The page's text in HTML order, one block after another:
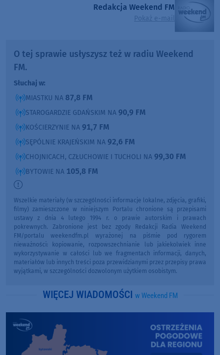
Redakcja Weekend FM
Pokaż e-mail
O tej sprawie usłyszysz też w radiu Weekend
FM.
Słuchaj w:
MIASTKU NA 87,8 FM
STAROGARDZIE GDAŃSKIM NA 90,9 FM
KOŚCIERZYNIE NA 91,7 FM
SĘPÓLNIE KRAJEŃSKIM NA 92,6 FM
CHOJNICACH, CZŁUCHOWIE I TUCHOLI NA 99,30 FM
BYTOWIE NA 105,8 FM
Wszelkie materiały (w szczególności informacje lokalne, zdjęcia, grafiki,
filmy) zamieszczone w niniejszym Portalu chronione są przepisami
ustawy z dnia 4 lutego 1994 r. o prawie autorskim i prawach
pokrewnych. Zabronione jest bez zgody Redakcji Radia Weekend
FM/portalu weekendfm.pl wyrażonej na piśmie pod rygorem
nieważności: kopiowanie, rozpowszechnianie lub jakiekolwiek inne
wykorzystywanie w całości lub we fragmentach informacji, danych,
materiałów lub innych treści poza przewidzianymi przez przepisy prawa
wyjątkami, w szczególności dozwolonym użytkiem osobistym.
WIĘCEJ WIADOMOŚCI w Weekend FM